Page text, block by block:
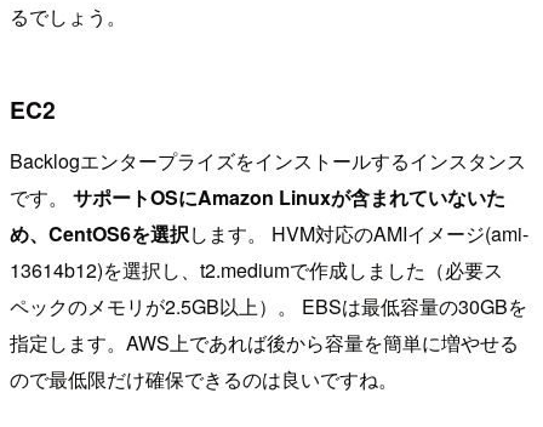
るでしょう。
EC2
Backlogエンタープライズをインストールするインスタンス
です。 サポートOSにAmazon Linuxが含まれていないた
め、CentOS6を選択します。 HVM対応のAMIイメージ(ami-
13614b12)を選択し、t2.mediumで作成しました（必要ス
ペックのメモリが2.5GB以上）。 EBSは最低容量の30GBを
指定します。AWS上であれば後から容量を簡単に増やせる
ので最低限だけ確保できるのは良いですね。